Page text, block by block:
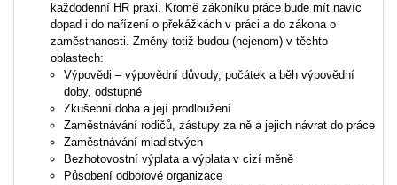
každodenní HR praxi. Kromě zákoníku práce bude mít navíc
dopad i do nařízení o překážkách v práci a do zákona o
zaměstnanosti. Změny totiž budou (nejenom) v těchto
oblastech:
Výpovědi – výpovědní důvody, počátek a běh výpovědní
doby, odstupné
Zkušební doba a její prodloužení
Zaměstnávání rodičů, zástupy za ně a jejich návrat do práce
Zaměstnávání mladistvých
Bezhotovostní výplata a výplata v cizí měně
Působení odborové organizace